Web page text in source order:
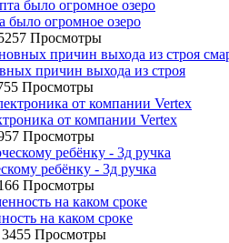
было огромное озеро
Просмотры
причин выхода из строя
Просмотры
от компании Vertex
Просмотры
ребёнку - 3д ручка
Просмотры
на каком сроке
Просмотры